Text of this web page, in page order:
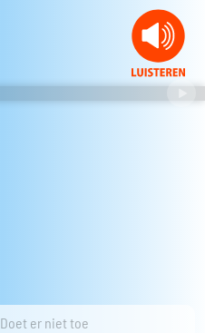
Doet er niet toe